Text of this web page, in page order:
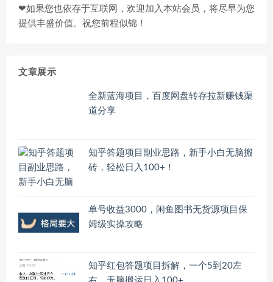
❤如果您也依存于互联网，欢迎加入本站会员，将尽早为您
提供丰盛价值。祝您前程似锦！
文章展示
全新蓝海项目，百度网盘转存拉新赚钱渠
道分享
知乎答题项目副业思路，新手小白无脑搬
砖，轻松日入100+！
单号收益3000，闲鱼图书无货源项目保
姆级实操攻略
知乎红包答题项目拆解，一个5到20左